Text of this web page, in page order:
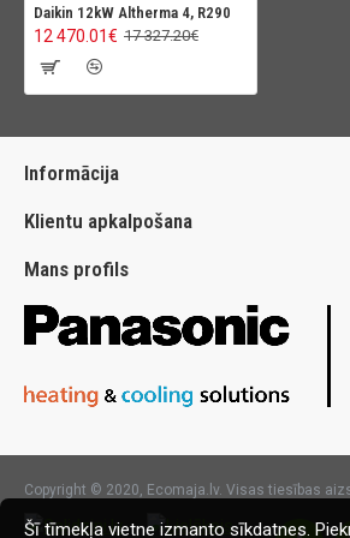
Daikin 12kW Altherma 4, R290
12 470.01€ 17 327.20€
Informācija
Klientu apkalpošana
Mans profils
Copyright © 2020, Ecomaja.lv. Visas tiesības
Šī tīmekļa vietne izmanto sīkdatnes.